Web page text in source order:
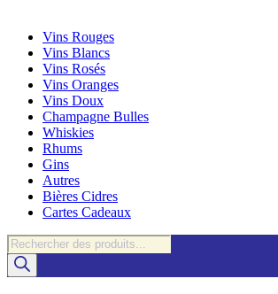
Vins Rouges
Vins Blancs
Vins Rosés
Vins Oranges
Vins Doux
Champagne Bulles
Whiskies
Rhums
Gins
Autres
Bières Cidres
Cartes Cadeaux
Recherche
de
produits